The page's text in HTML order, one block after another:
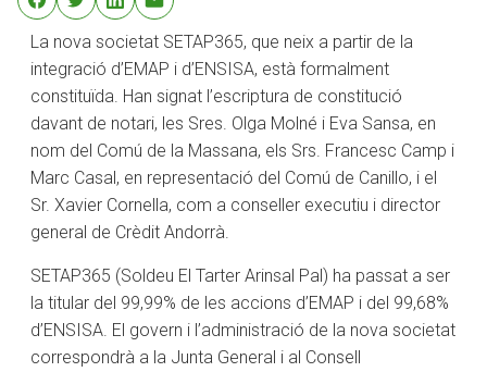
La nova societat SETAP365, que neix a partir de la
integració d’EMAP i d’ENSISA, està formalment
constituïda. Han signat l’escriptura de constitució
davant de notari, les Sres. Olga Molné i Eva Sansa, en
nom del Comú de la Massana, els Srs. Francesc Camp i
Marc Casal, en representació del Comú de Canillo, i el
Sr. Xavier Cornella, com a conseller executiu i director
general de Crèdit Andorrà.
SETAP365 (Soldeu El Tarter Arinsal Pal) ha passat a ser
la titular del 99,99% de les accions d’EMAP i del 99,68%
d’ENSISA. El govern i l’administració de la nova societat
correspondrà a la Junta General i al Consell